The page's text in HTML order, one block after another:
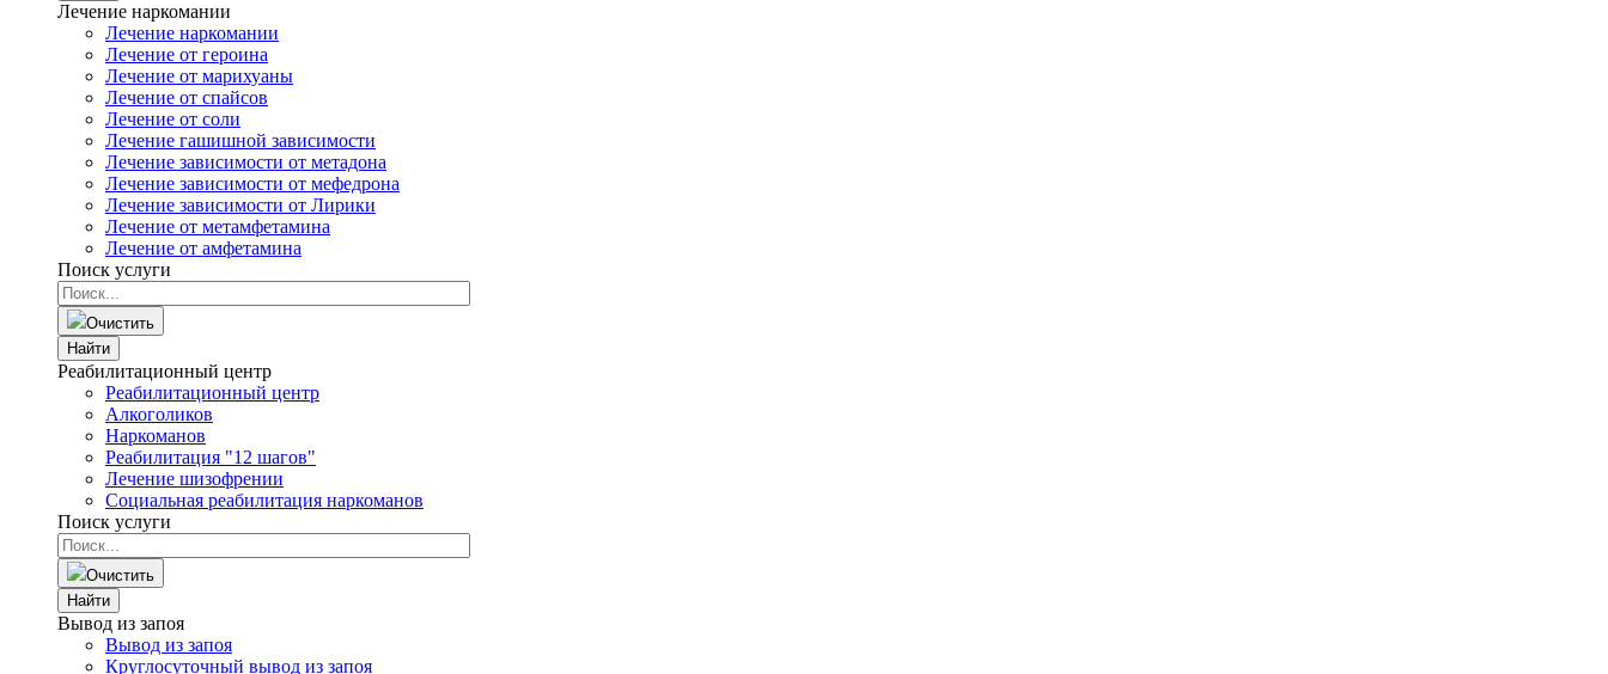
Лечение наркомании
Лечение наркомании
Лечение от героина
Лечение от марихуаны
Лечение от спайсов
Лечение от соли
Лечение гашишной зависимости
Лечение зависимости от метадона
Лечение зависимости от мефедрона
Лечение зависимости от Лирики
Лечение от метамфетамина
Лечение от амфетамина
Поиск услуги
Очистить
Найти
Реабилитационный центр
Реабилитационный центр
Алкоголиков
Наркоманов
Реабилитация "12 шагов"
Лечение шизофрении
Социальная реабилитация наркоманов
Поиск услуги
Очистить
Найти
Вывод из запоя
Вывод из запоя
Круглосуточный вывод из запоя